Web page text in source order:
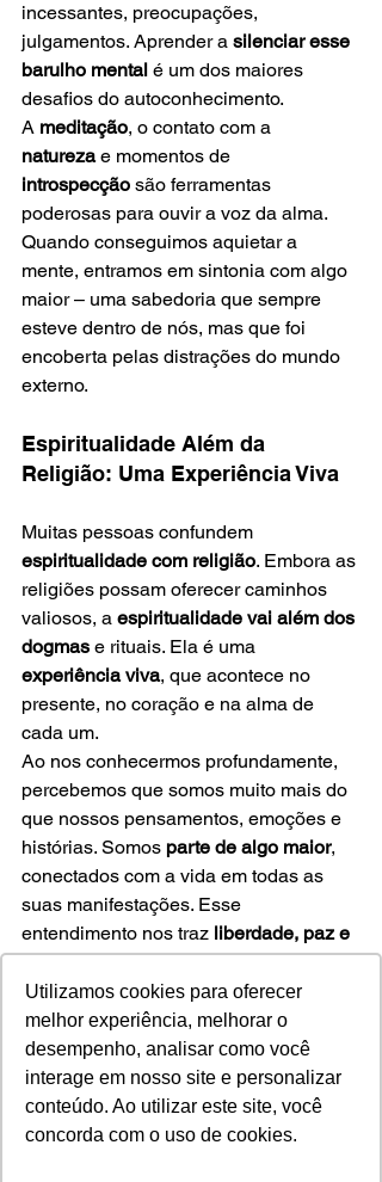
Utilizamos cookies para oferecer
melhor experiência, melhorar o
desempenho, analisar como você
interage em nosso site e personalizar
conteúdo. Ao utilizar este site, você
concorda com o uso de cookies.
incessantes, preocupações,
julgamentos. Aprender a silenciar esse
barulho mental é um dos maiores
desafios do autoconhecimento.
A meditação, o contato com a
natureza e momentos de
introspecção são ferramentas
poderosas para ouvir a voz da alma.
Quando conseguimos aquietar a
mente, entramos em sintonia com algo
maior – uma sabedoria que sempre
esteve dentro de nós, mas que foi
encoberta pelas distrações do mundo
externo.
Espiritualidade Além da
Religião: Uma Experiência Viva
Muitas pessoas confundem
espiritualidade com religião. Embora as
religiões possam oferecer caminhos
valiosos, a espiritualidade vai além dos
dogmas e rituais. Ela é uma
experiência viva, que acontece no
presente, no coração e na alma de
cada um.
Ao nos conhecermos profundamente,
percebemos que somos muito mais do
que nossos pensamentos, emoções e
histórias. Somos parte de algo maior,
conectados com a vida em todas as
suas manifestações. Esse
entendimento nos traz liberdade, paz e
um profundo senso de pertencimento.
Convite para a Transformação:
Conheça o Curso
Espiritualidade Visceral
Se você sente o chamado para